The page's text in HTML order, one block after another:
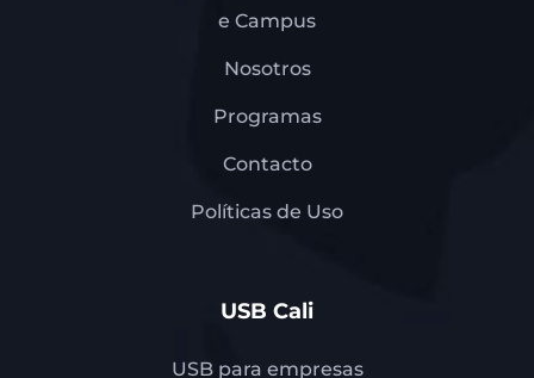
e Campus
Nosotros
Programas
Contacto
Políticas de Uso
USB Cali
USB para empresas